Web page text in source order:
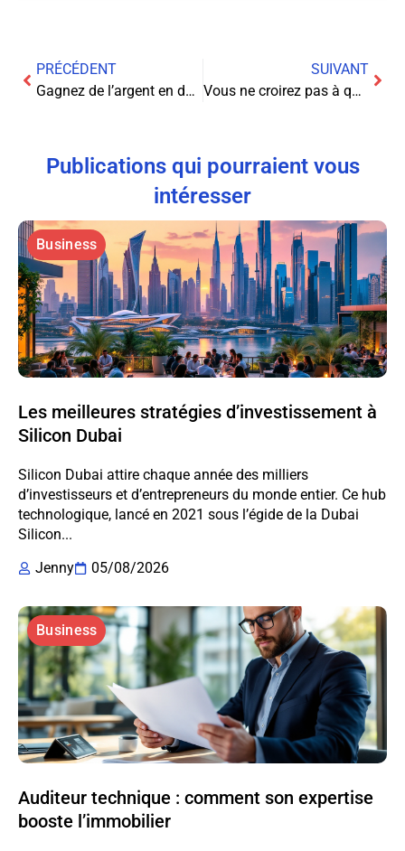
PRÉCÉDENT
Gagnez de l’argent en dormant : l’art du revenu passif expliqué
SUIVANT
Vous ne croirez pas à quel point il est facile de nettoyer votre disque dur
Publications qui pourraient vous
intéresser
Business
Les meilleures stratégies d’investissement à
Silicon Dubai
Silicon Dubai attire chaque année des milliers
d’investisseurs et d’entrepreneurs du monde entier. Ce hub
technologique, lancé en 2021 sous l’égide de la Dubai
Silicon...
Jenny
05/08/2026
Business
Auditeur technique : comment son expertise
booste l’immobilier